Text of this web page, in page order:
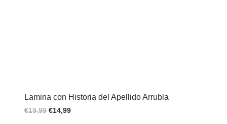
Lamina con Historia del Apellido Arrubla
€19,99 €14,99